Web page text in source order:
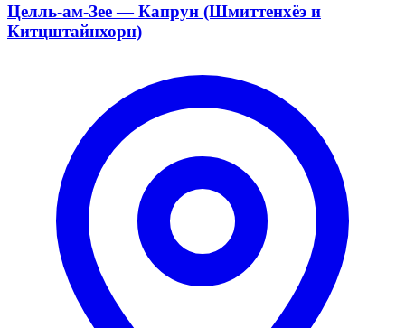
Целль-ам-Зее — Капрун (Шмиттенхёэ и
Китцштайнхорн)